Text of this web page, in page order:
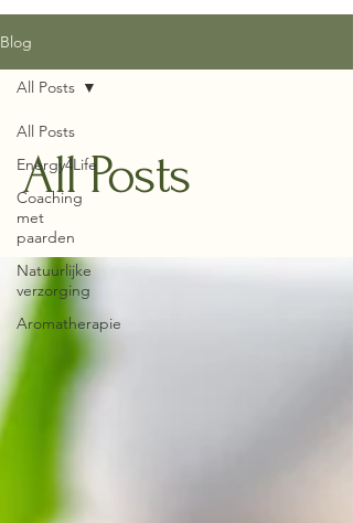
Blog
All Posts
Energy4Life
Coaching
met
paarden
Natuurlijke
verzorging
Aromatherapie
All Posts
All Posts